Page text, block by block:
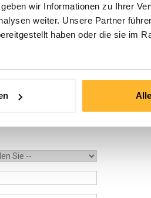
wir Informationen zu Ihrer
weiter. Unsere Partner
haben oder die sie im
(zzgl. MwSt.)
Prozesse